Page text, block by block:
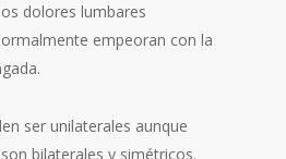
dolores lumbares
empeoran con la
ser unilaterales aunque
bilaterales y simétricos.